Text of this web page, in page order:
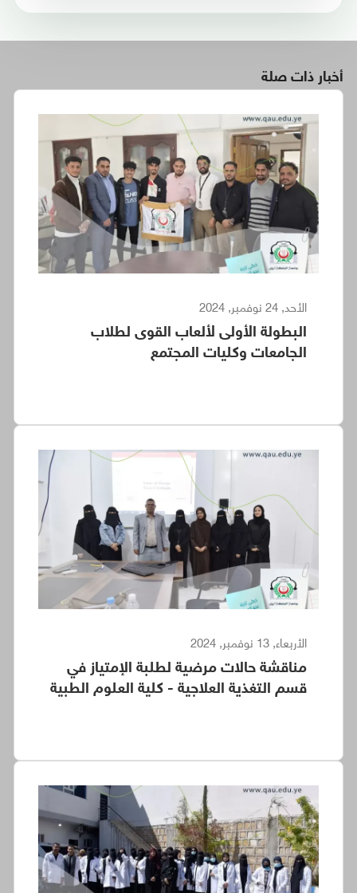
أخبار ذات صلة
الأحد, 24 نوفمبر, 2024
البطولة الأولى لألعاب القوى لطلاب
الجامعات وكليات المجتمع
الأربعاء, 13 نوفمبر, 2024
مناقشة حالات مرضية لطلبة الإمتياز في
قسم التغذية العلاجية - كلية العلوم الطبية